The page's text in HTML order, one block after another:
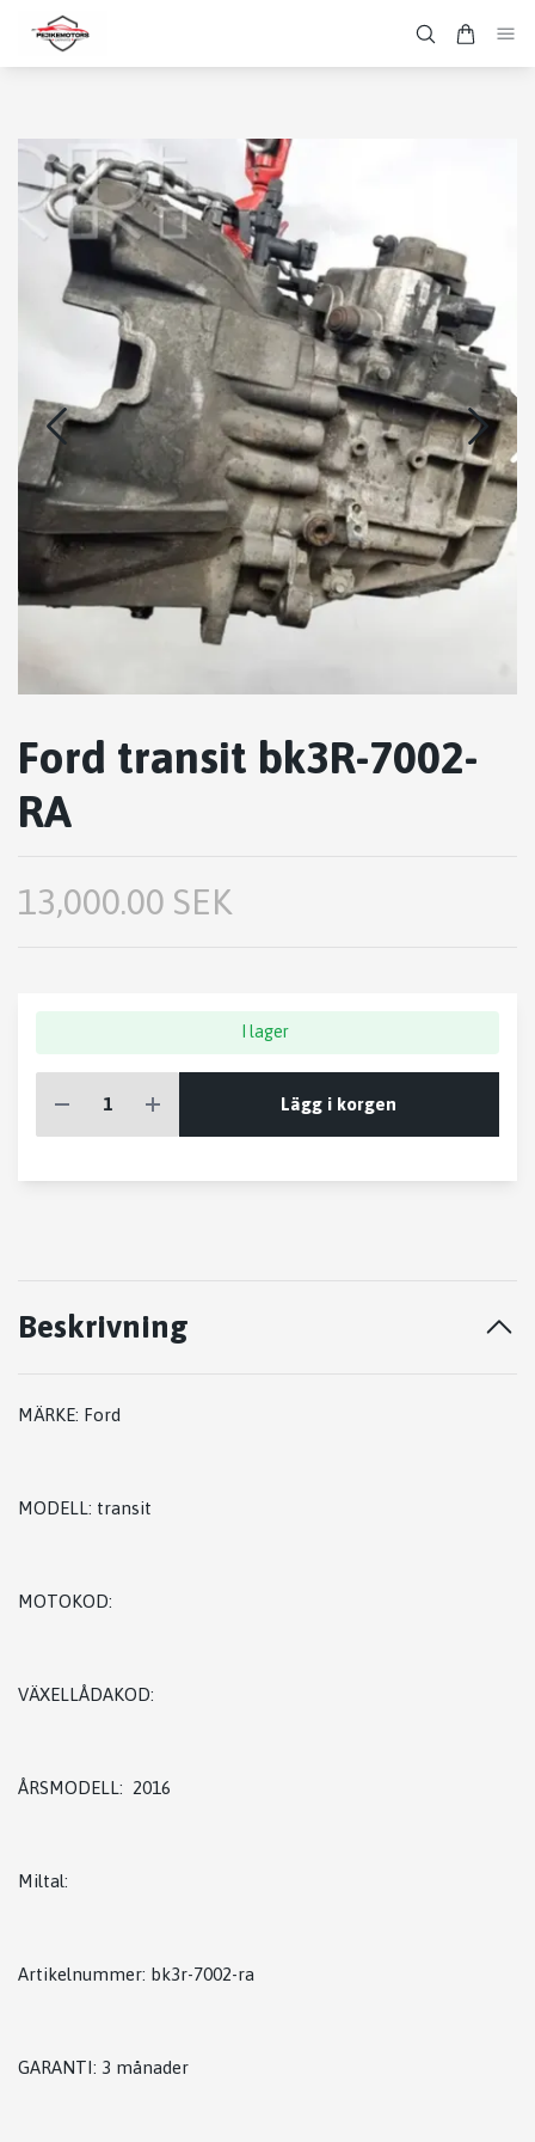
Ford transit bk3R-7002-
RA
13,000.00 SEK
I lager
Lägg i korgen
Beskrivning
MÄRKE: Ford
MODELL: transit
MOTOKOD:
VÄXELLÅDAKOD:
ÅRSMODELL: 2016
Miltal:
Artikelnummer: bk3r-7002-ra
GARANTI: 3 månader